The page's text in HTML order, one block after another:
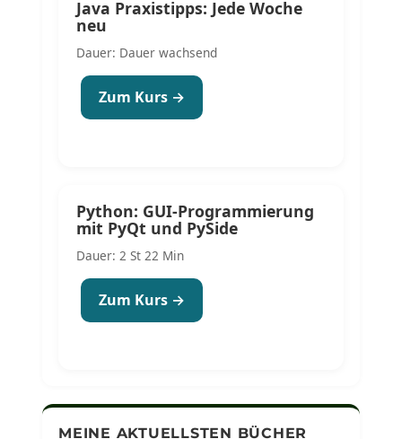
Java Praxistipps: Jede Woche
neu
Dauer: Dauer wachsend
Zum Kurs →
Python: GUI-Programmierung
mit PyQt und PySide
Dauer: 2 St 22 Min
Zum Kurs →
MEINE AKTUELLSTEN BÜCHER